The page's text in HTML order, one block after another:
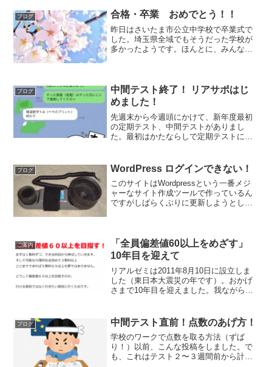
ブログ 合格・卒業 おめでとう！！
昨日はさいたま市公立中学校で卒業式で
した。埼玉県全域でもそうだった学校が
多かったようです。ほんとに、みんな、
にね。そして先日の入試は...
ブログ
中間テスト終了！ リアサポはじ
めました！
先週末から今週頭にかけて、新年度最初
の定期テスト、中間テストがありまし
た。最初はかたならしで定期テストに慣
ーティンを作っていくことが大切でし
た。そんな中、「リアサポ」 ...
ブログ WordPress ログインできない！
このサイトはWordpressという一番メジ
ャーなサイト作成ツールで作っているん
ですがしばらくぶりに更新しようとした
ことには更新でき...
ご案内
「全員偏差値60以上をめざす」
10年目を迎えて
リアルゼミは2011年8月10日に設立しま
した（東日本大震災の年です）。おかげ
さまで10年目を迎えました。我ながら何
めると決めたあとに起こった出来事でし
た。収入もなし...
ブログ 中間テスト直前！点数のあげ方！
学校のワークで点数を取る方法（ずば
り！）以前、こんな投稿をしました。で
も、これはテスト２〜３週間前から計画